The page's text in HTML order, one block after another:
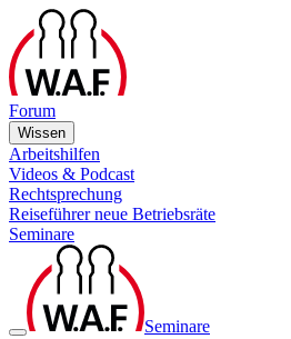
Forum
Wissen
Arbeitshilfen
Videos & Podcast
Rechtsprechung
Reiseführer neue Betriebsräte
Seminare
Seminare